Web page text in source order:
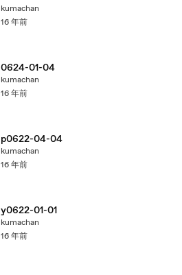
kumachan
16 年前
0624-01-04
kumachan
16 年前
p0622-04-04
kumachan
16 年前
y0622-01-01
kumachan
16 年前